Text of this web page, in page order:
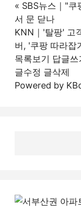
« SBS뉴스｜"
서 문 닫나
KNN｜'탈팡' 고
버, '쿠팡 따라잡
목록보기 답글쓰
글수정 글삭제
Powered by